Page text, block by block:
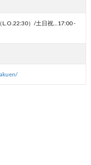
L.O.22:30）/土日祝…17:00 -